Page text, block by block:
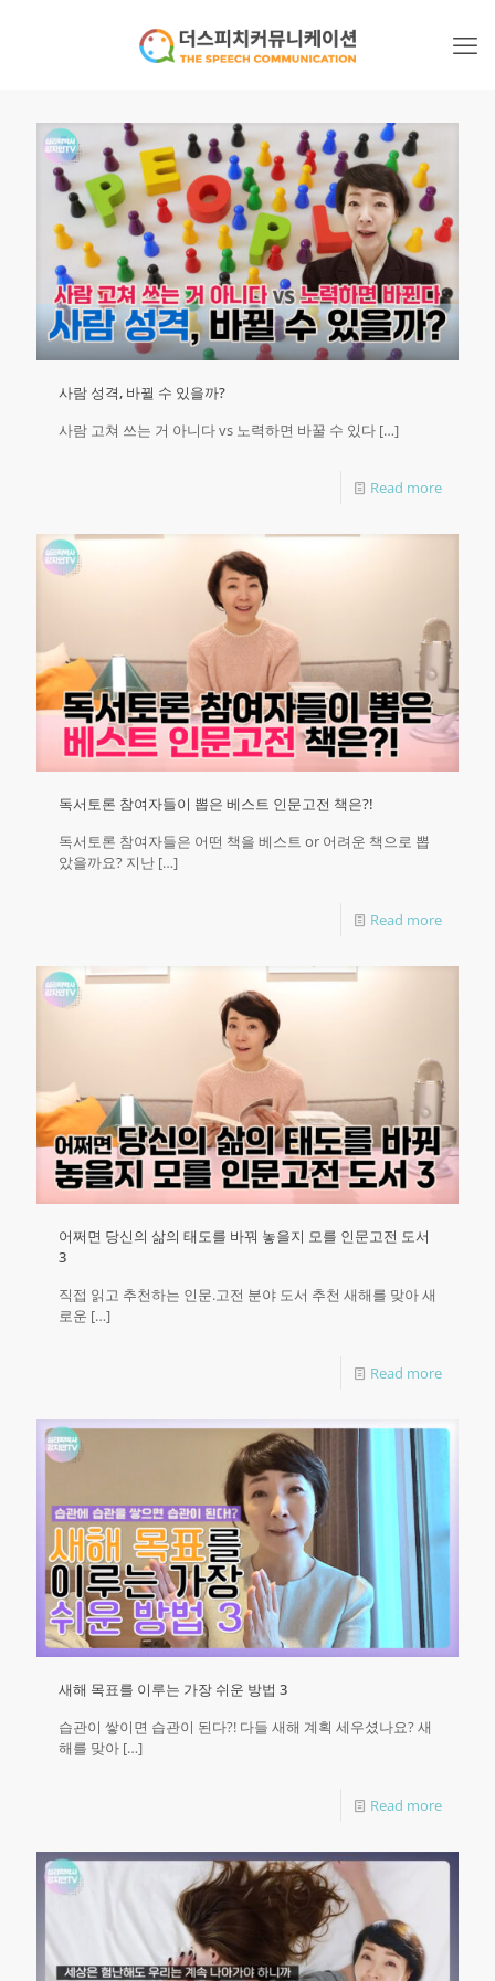
사람 성격, 바뀔 수 있을까?
사람 고쳐 쓰는 거 아니다 vs 노력하면 바꿀 수 있다 […]
Read more
독서토론 참여자들이 뽑은 베스트 인문고전 책은?!
독서토론 참여자들은 어떤 책을 베스트 or 어려운 책으로 뽑
았을까요? 지난 […]
Read more
어쩌면 당신의 삶의 태도를 바꿔 놓을지 모를 인문고전 도서
3
직접 읽고 추천하는 인문.고전 분야 도서 추천 새해를 맞아 새
로운 […]
Read more
새해 목표를 이루는 가장 쉬운 방법 3
습관이 쌓이면 습관이 된다?! 다들 새해 계획 세우셨나요? ​새
해를 맞아 […]
Read more